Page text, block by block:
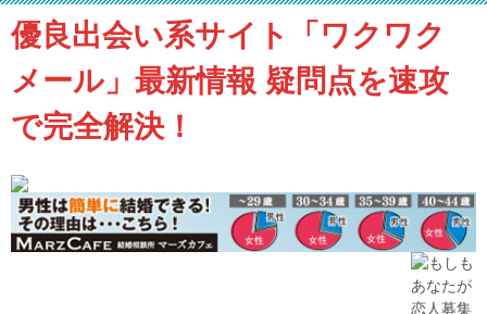
優良出会い系サイト「ワクワク
メール」最新情報 疑問点を速攻
で完全解決！